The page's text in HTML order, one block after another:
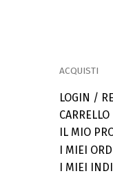
ACQUISTI
LOGIN /
CARRELLO
IL MIO
I MIEI
I MIEI